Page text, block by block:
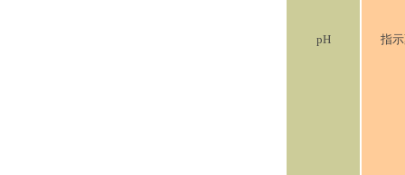
pH 指